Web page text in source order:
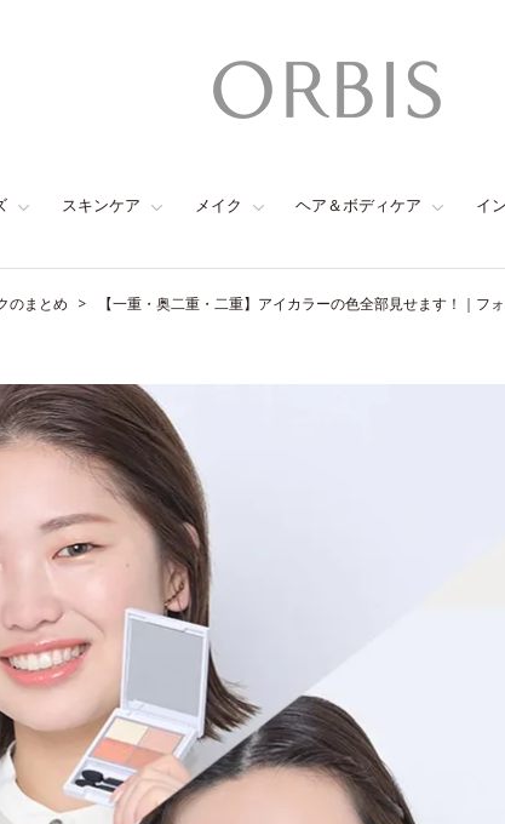
スキンケア メイク ヘア＆ボディケア イ
のまとめ 【一重・奥二重・二重】アイカラーの色全部見せます！｜フ